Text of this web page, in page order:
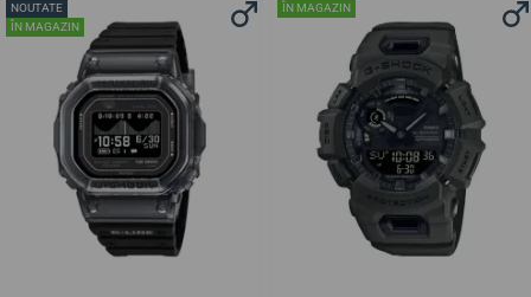
NOUTATE
ÎN MAGAZIN
ÎN MAGAZIN